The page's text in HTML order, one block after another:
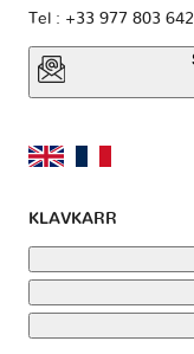
Tel : +33 977 803 642
KLAVKARR